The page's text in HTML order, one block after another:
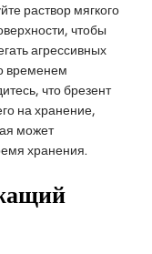
раствор мягкого
чтобы
агрессивных
временем
что брезент
на хранение,
может
хранения.